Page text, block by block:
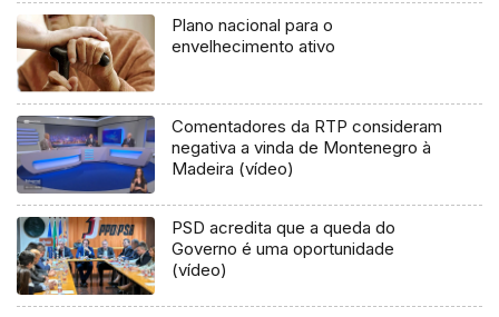
Plano nacional para o
envelhecimento ativo
Comentadores da RTP consideram
negativa a vinda de Montenegro à
Madeira (vídeo)
PSD acredita que a queda do
Governo é uma oportunidade
(vídeo)